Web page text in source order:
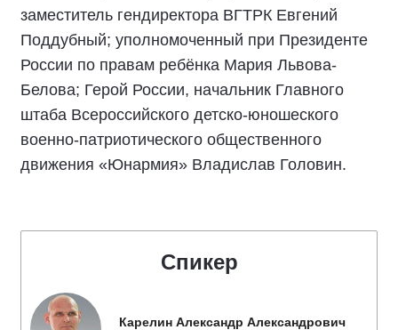
заместитель гендиректора ВГТРК Евгений
Поддубный; уполномоченный при Президенте
России по правам ребёнка Мария Львова-
Белова; Герой России, начальник Главного
штаба Всероссийского детско-юношеского
военно-патриотического общественного
движения «Юнармия» Владислав Головин.
Спикер
Карелин Александр Александрович